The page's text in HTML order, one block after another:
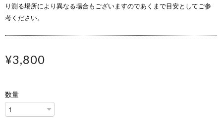
り測る場所により異なる場合もございますのであくまで目安としてご参
考ください。
¥3,800
数量